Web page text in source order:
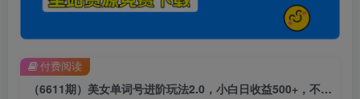
（6611期）美女单词号进阶玩法2.0，小白日收益500+，不需要剪辑基础，百分百过原创
付费阅读